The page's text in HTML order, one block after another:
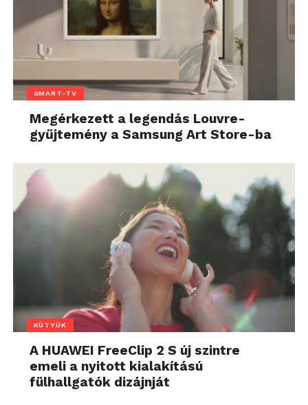
SMART-TV
Megérkezett a legendás Louvre-
gyűjtemény a Samsung Art Store-ba
KÜTYÜK
A HUAWEI FreeClip 2 S új szintre
emeli a nyitott kialakítású
fülhallgatók dizájnját